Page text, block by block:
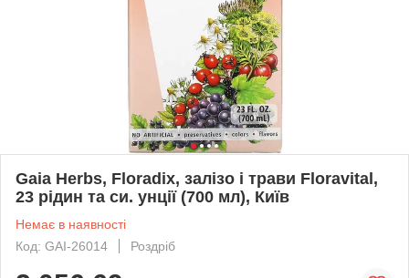
Gaia Herbs, Floradix, залізо і трави Floravital,
23 рідин та си. унції (700 мл), Київ
Немає в наявності
Код: GAI-26014
Роздріб